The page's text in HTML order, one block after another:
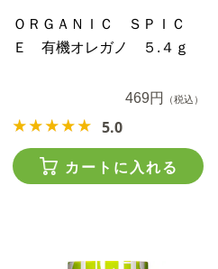
ＯＲＧＡＮＩＣ ＳＰＩＣ
Ｅ 有機オレガノ ５.４ｇ
469円 （税込）
5.0
カートに入れる